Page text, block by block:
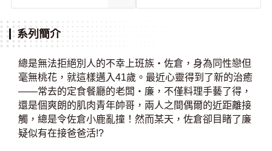
系列簡介
總是無法拒絕別人的不幸上班族・佐倉，身為同性戀但
毫無桃花，就這樣邁入41歲。最近心靈得到了新的治癒
——常去的定食餐廳的老闆・廉，不僅料理手藝了得，
還是個爽朗的肌肉青年帥哥，兩人之間偶爾的近距離接
觸，總是令佐倉小鹿亂撞！然而某天，佐倉卻目睹了廉
疑似有在接爸爸活!?